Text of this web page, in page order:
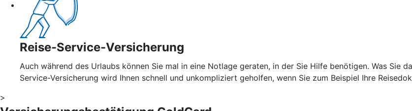
Reise-Service-Versicherung
Auch während des Urlaubs können Sie mal in eine Notlage geraten, in der Sie Hilfe benötigen. Was Sie
Service-Versicherung wird Ihnen schnell und unkompliziert geholfen, wenn Sie zum Beispiel Ihre
>